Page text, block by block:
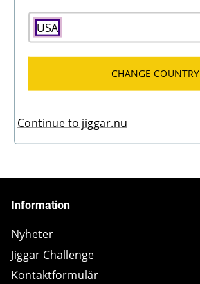
USA
CHANGE COUNTRY
Continue to jiggar.nu
Information
Nyheter
Jiggar Challenge
Kontaktformulär